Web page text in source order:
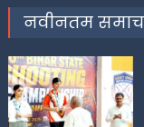
नवीनतम